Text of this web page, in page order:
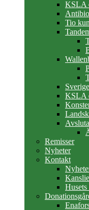
KSLA
Tio
KSLA
Remisser
Nyheter
Kontakt
Husets